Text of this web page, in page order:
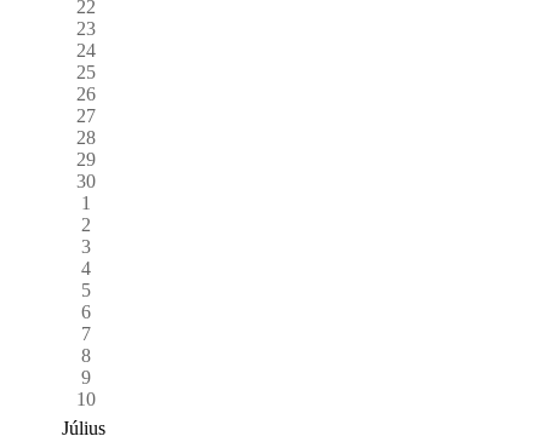
22
23
24
25
26
27
28
29
30
1
2
3
4
5
6
7
8
9
10
Július